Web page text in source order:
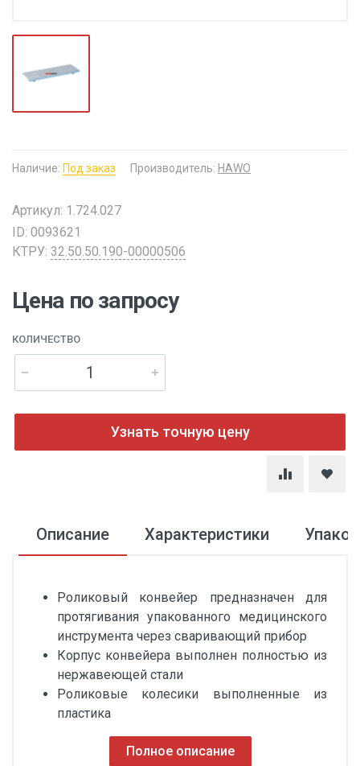
Наличие: Под заказ Производитель: HAWO
Артикул: 1.724.027
ID: 0093621
КТРУ: 32.50.50.190-00000506
Цена по запросу
КОЛИЧЕСТВО
Узнать точную цену
Описание Характеристики
Роликовый конвейер предназначен для
протягивания упакованного медицинского
инструмента через сваривающий прибор
Корпус конвейера выполнен полностью из
нержавеющей стали
Роликовые колесики выполненные из
пластика
Полное описание